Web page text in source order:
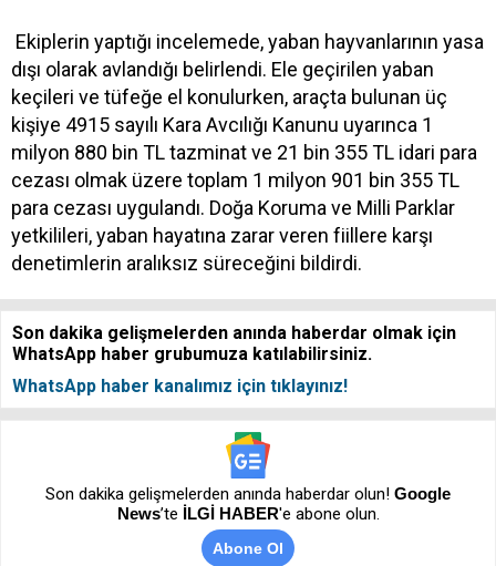
Ekiplerin yaptığı incelemede, yaban hayvanlarının yasa
dışı olarak avlandığı belirlendi. Ele geçirilen yaban
keçileri ve tüfeğe el konulurken, araçta bulunan üç
kişiye 4915 sayılı Kara Avcılığı Kanunu uyarınca 1
milyon 880 bin TL tazminat ve 21 bin 355 TL idari para
cezası olmak üzere toplam 1 milyon 901 bin 355 TL
para cezası uygulandı. Doğa Koruma ve Milli Parklar
yetkilileri, yaban hayatına zarar veren fiillere karşı
denetimlerin aralıksız süreceğini bildirdi.
Son dakika gelişmelerden anında haberdar olmak için
WhatsApp haber grubumuza katılabilirsiniz.
WhatsApp haber kanalımız için tıklayınız!
Son dakika gelişmelerden anında haberdar olun! Google
News’te İLGİ HABER'e abone olun.
Abone Ol